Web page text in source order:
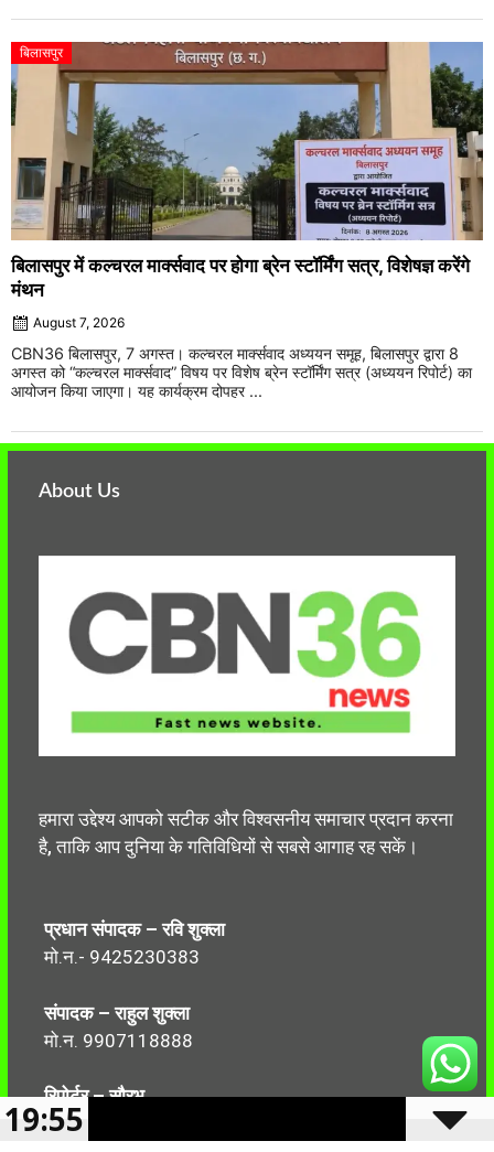
बिलासपुर
बिलासपुर में कल्चरल मार्क्सवाद पर होगा ब्रेन स्टॉर्मिंग सत्र, विशेषज्ञ करेंगे
मंथन
August 7, 2026
CBN36 बिलासपुर, 7 अगस्त। कल्चरल मार्क्सवाद अध्ययन समूह, बिलासपुर द्वारा 8
अगस्त को “कल्चरल मार्क्सवाद” विषय पर विशेष ब्रेन स्टॉर्मिंग सत्र (अध्ययन रिपोर्ट) का
आयोजन किया जाएगा। यह कार्यक्रम दोपहर ...
About Us
हमारा उद्देश्य आपको सटीक और विश्वसनीय समाचार प्रदान करना
है, ताकि आप दुनिया के गतिविधियों से सबसे आगाह रह सकें।
प्रधान संपादक – रवि शुक्ला
मो.न.- 9425230383
संपादक – राहुल शुक्ला
मो.न. 9907118888
रिपोर्टर – सौरभ
मो.न.-7499999906
19:55